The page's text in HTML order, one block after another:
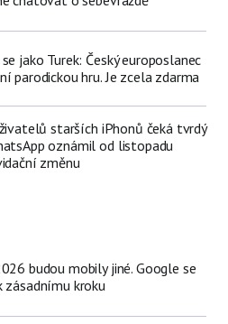
jako Turek: Český europoslanec
parodickou hru. Je zcela zdarma
starších iPhonů čeká tvrdý
oznámil od listopadu
změnu
budou mobily jiné. Google se
zásadnímu kroku